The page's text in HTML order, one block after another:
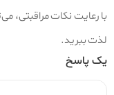
با رعایت نکات مراقبتی،
لذت ببرید.
یک پاسخ